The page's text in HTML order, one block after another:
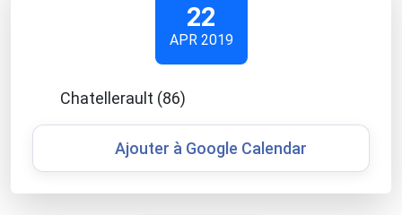
22
APR 2019
Chatellerault (86)
Ajouter à Google Calendar